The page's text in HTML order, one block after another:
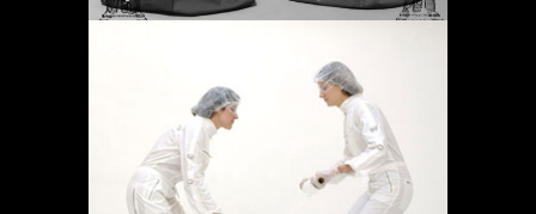
OPERACIÓN LÍMITE
AMBULATORIO